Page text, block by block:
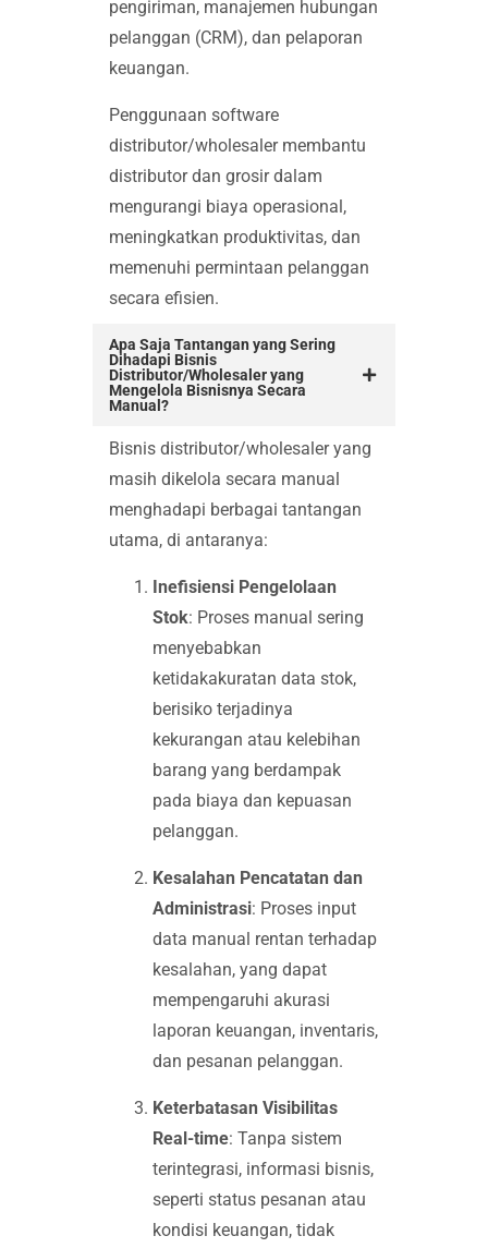
pengiriman, manajemen hubungan
pelanggan (CRM), dan pelaporan
keuangan.
Penggunaan software
distributor/wholesaler membantu
distributor dan grosir dalam
mengurangi biaya operasional,
meningkatkan produktivitas, dan
memenuhi permintaan pelanggan
secara efisien.
Apa Saja Tantangan yang Sering
Dihadapi Bisnis
Distributor/Wholesaler yang
Mengelola Bisnisnya Secara
Manual?
Bisnis distributor/wholesaler yang
masih dikelola secara manual
menghadapi berbagai tantangan
utama, di antaranya:
Inefisiensi Pengelolaan
Stok: Proses manual sering
menyebabkan
ketidakakuratan data stok,
berisiko terjadinya
kekurangan atau kelebihan
barang yang berdampak
pada biaya dan kepuasan
pelanggan.
Kesalahan Pencatatan dan
Administrasi: Proses input
data manual rentan terhadap
kesalahan, yang dapat
mempengaruhi akurasi
laporan keuangan, inventaris,
dan pesanan pelanggan.
Keterbatasan Visibilitas
Real-time: Tanpa sistem
terintegrasi, informasi bisnis,
seperti status pesanan atau
kondisi keuangan, tidak